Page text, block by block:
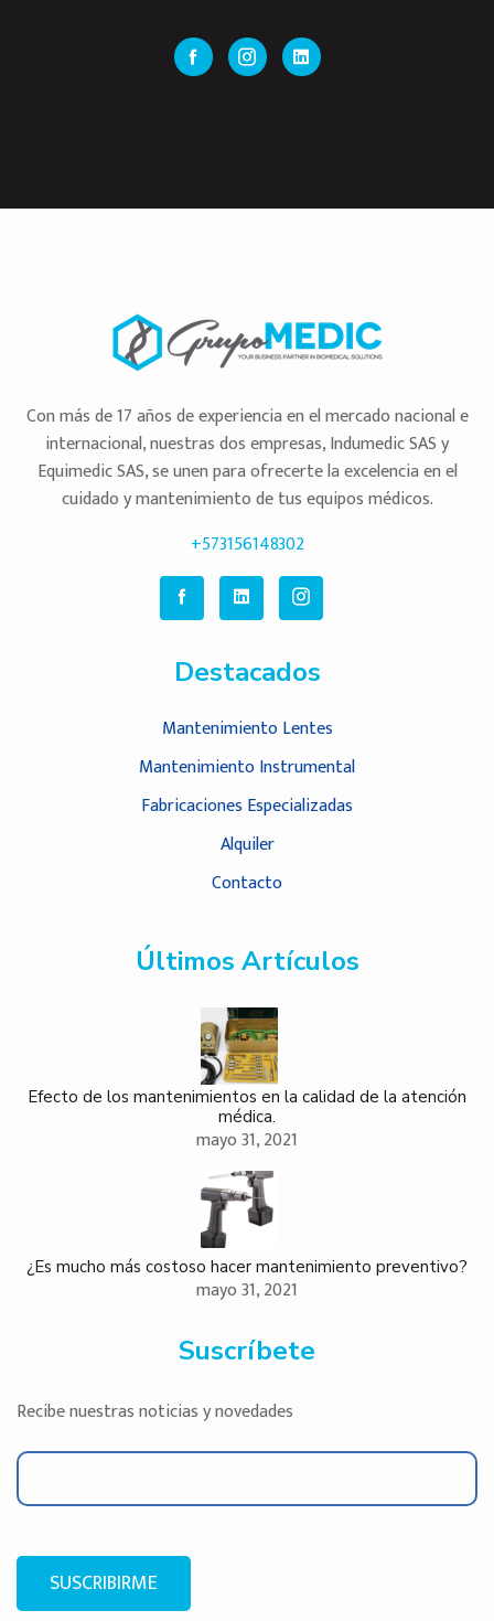
Con más de 17 años de experiencia en el mercado nacional e
internacional, nuestras dos empresas, Indumedic SAS y
Equimedic SAS, se unen para ofrecerte la excelencia en el
cuidado y mantenimiento de tus equipos médicos.
+573156148302
Destacados
Mantenimiento Lentes
Mantenimiento Instrumental
Fabricaciones Especializadas
Alquiler
Contacto
Últimos Artículos
Efecto de los mantenimientos en la calidad de la atención
médica.
mayo 31, 2021
¿Es mucho más costoso hacer mantenimiento preventivo?
mayo 31, 2021
Suscríbete
Recibe nuestras noticias y novedades
SUSCRIBIRME